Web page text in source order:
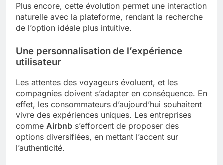
Plus encore, cette évolution permet une interaction
naturelle avec la plateforme, rendant la recherche
de l’option idéale plus intuitive.
Une personnalisation de l’expérience
utilisateur
Les attentes des voyageurs évoluent, et les
compagnies doivent s’adapter en conséquence. En
effet, les consommateurs d’aujourd’hui souhaitent
vivre des expériences uniques. Les entreprises
comme Airbnb s’efforcent de proposer des
options diversifiées, en mettant l’accent sur
l’authenticité.